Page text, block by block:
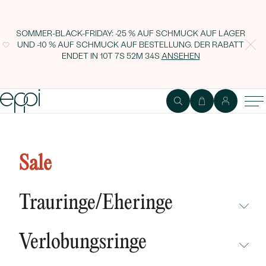
SOMMER-BLACK-FRIDAY: -25 % AUF SCHMUCK AUF LAGER
UND -10 % AUF SCHMUCK AUF BESTELLUNG. DER RABATT
ENDET IN 10T 7S 52M 33S ANSEHEN
Sale
Trauringe/Eheringe
NEUHEITEN
Verlobungsringe
Citrin Icy